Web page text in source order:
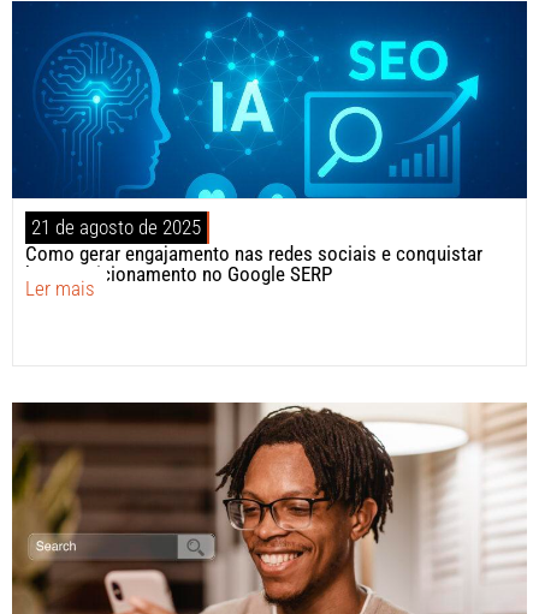
21 de agosto de 2025
Como gerar engajamento nas redes sociais e conquistar
bom posicionamento no Google SERP
Ler mais